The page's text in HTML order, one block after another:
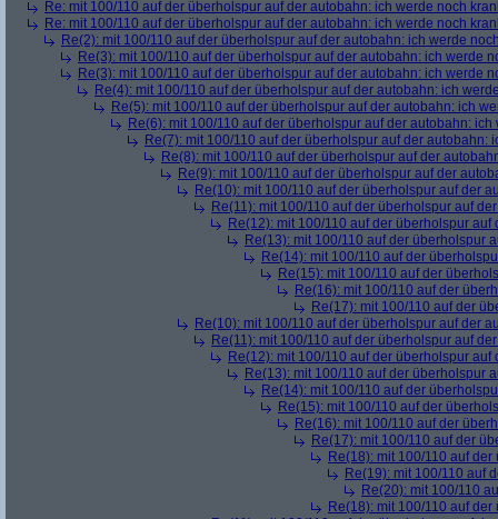
Re: mit 100/110 auf der überholspur auf der autobahn: ich werde noch
Re: mit 100/110 auf der überholspur auf der autobahn: ich werde noch
Re(2): mit 100/110 auf der überholspur auf der autobahn: ich werde
Re(3): mit 100/110 auf der überholspur auf der autobahn: ich werde
Re(3): mit 100/110 auf der überholspur auf der autobahn: ich werde
Re(4): mit 100/110 auf der überholspur auf der autobahn: ich
Re(5): mit 100/110 auf der überholspur auf der autobahn: ich
Re(6): mit 100/110 auf der überholspur auf der autobahn:
Re(7): mit 100/110 auf der überholspur auf der autobahn:
Re(8): mit 100/110 auf der überholspur auf der
Re(9): mit 100/110 auf der überholspur auf der
Re(10): mit 100/110 auf der überholspur auf der
Re(11): mit 100/110 auf der überholspur auf
Re(12): mit 100/110 auf der überholspur
Re(13): mit 100/110 auf der überholspur
Re(14): mit 100/110 auf der
Re(15): mit 100/110 auf der
Re(16): mit 100/110 auf der
Re(17): mit 100/110 auf der
Re(10): mit 100/110 auf der überholspur auf der
Re(11): mit 100/110 auf der überholspur auf
Re(12): mit 100/110 auf der überholspur
Re(13): mit 100/110 auf der überholspur
Re(14): mit 100/110 auf der
Re(15): mit 100/110 auf der
Re(16): mit 100/110 auf der
Re(17): mit 100/110 auf der
Re(18): mit 100/110 auf
Re(19): mit 100/110 auf
Re(20): mit 100/110
Re(18): mit 100/110 auf